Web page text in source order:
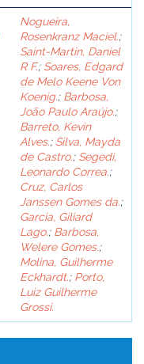
Nogueira,
Rosenkranz Maciel.;
Saint-Martin, Daniel
R F.; Soares, Edgard
de Melo Keene Von
Koenig.; Barbosa,
João Paulo Araújo.;
Barreto, Kevin
Alves.; Silva, Mayda
de Castro.; Segedi,
Leonardo Correa.;
Cruz, Carlos
Janssen Gomes da.;
Garcia, Giliard
Lago.; Barbosa,
Welere Gomes.;
Molina, Guilherme
Eckhardt.; Porto,
Luiz Guilherme
Grossi.